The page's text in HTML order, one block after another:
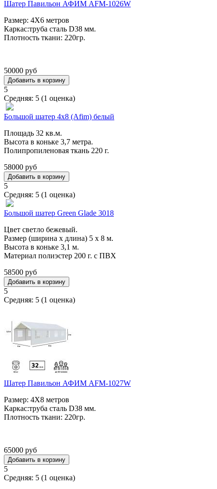
Шатер Павильон АФИМ AFM-1026W
Размер: 4Х6 метров
Каркас:труба сталь D38 мм.
Плотность ткани: 220гр.
50000 руб
5
Средняя: 5 (1 оценка)
Большой шатер 4x8 (Afim) белый
Площадь 32 кв.м.
Высота в коньке 3,7 метра.
Полипропиленовая ткань 220 г.
58000 руб
5
Средняя: 5 (1 оценка)
Большой шатер Green Glade 3018
Цвет светло бежевый.
Размер (ширина х длина) 5 х 8 м.
Высота в коньке 3,1 м.
Материал полиэстер 200 г. c ПВХ
58500 руб
5
Средняя: 5 (1 оценка)
Шатер Павильон АФИМ AFM-1027W
Размер: 4Х8 метров
Каркас:труба сталь D38 мм.
Плотность ткани: 220гр.
65000 руб
5
Средняя: 5 (1 оценка)